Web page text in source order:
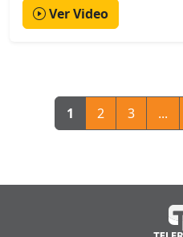
Ver Video
1 2 3 ...